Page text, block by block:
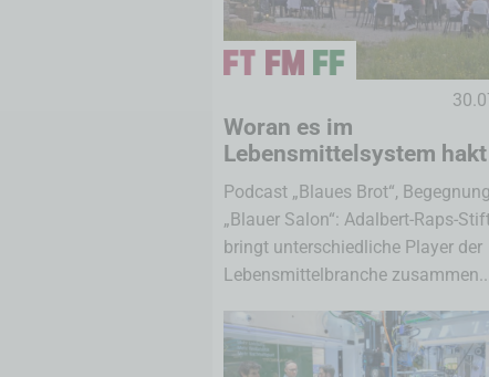
Woran es im
Lebensmittelsystem hakt
Podcast „Blaues Brot“,
„Blauer Salon“: Adalbert-Raps-
bringt unterschiedliche Player der
Lebensmittelbranche